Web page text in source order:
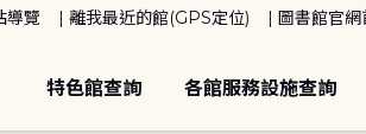
導覽 離我最近的館(GPS定位) 圖書館官網
特色館查詢 各館服務設施查詢